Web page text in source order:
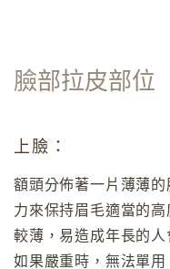
臉部拉皮部位
上臉：
額頭分佈著一片薄薄
力來保持眉毛適當的
較薄，易造成年長的人
如果嚴重時，無法單